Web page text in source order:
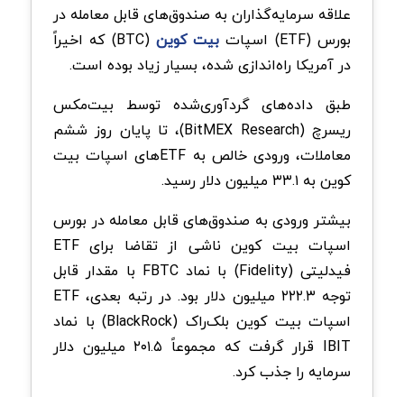
علاقه سرمایه‌گذاران به صندوق‌های قابل معامله در
بورس (ETF) اسپات
بیت کوین
(BTC) که اخیراً
در آمریکا راه‌اندازی شده، بسیار زیاد بوده است.
طبق داده‌های گردآوری‌شده توسط بیت‌مکس
ریسرچ (BitMEX Research)، تا پایان روز ششم
معاملات، ورودی خالص به ETFهای اسپات بیت
کوین به ۳۳.۱ میلیون دلار رسید.
بیشتر ورودی‌ به صندوق‌های قابل معامله در بورس
اسپات بیت کوین ناشی از تقاضا برای ETF
فیدلیتی (Fidelity) با نماد FBTC با مقدار قابل
توجه ۲۲۲.۳ میلیون دلار بود. در رتبه بعدی، ETF
اسپات بیت کوین بلک‌راک (BlackRock) با نماد
IBIT قرار گرفت که مجموعاً ۲۰۱.۵ میلیون دلار
سرمایه را جذب کرد.